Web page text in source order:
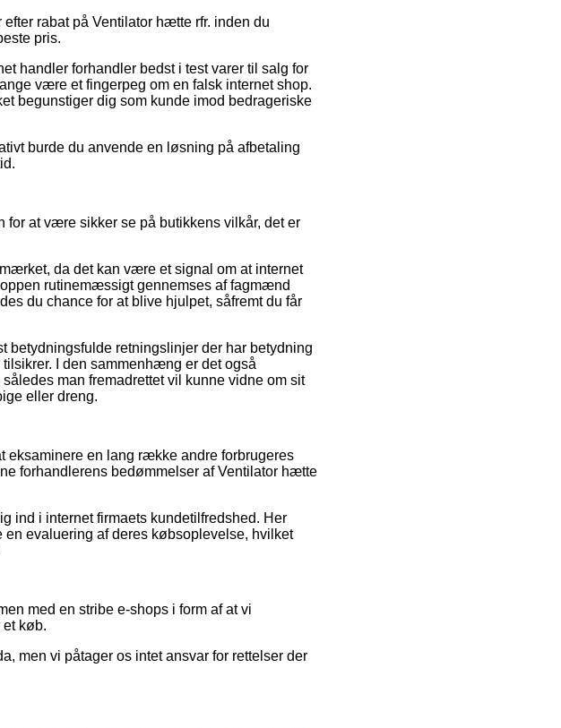
rabat på Ventilator hætte rfr. inden du
pris.
handler forhandler bedst i test varer til salg for
være et fingerpeg om en falsk internet shop.
begunstiger dig som kunde imod bedrageriske
burde du anvende en løsning på afbetaling
for at være sikker se på butikkens vilkår, det er
da det kan være et signal om at internet
rutinemæssigt gennemses af fagmænd
du chance for at blive hjulpet, såfremt du får
retningslinjer der har betydning
I den sammenhæng er det også
man fremadrettet vil kunne vidne om sit
eller dreng.
eksaminere en lang række andre forbrugeres
forhandlerens bedømmelser af Ventilator hætte
ind i internet firmaets kundetilfredshed. Her
evaluering af deres købsoplevelse, hvilket
med en stribe e-shops i form af at vi
køb.
men vi påtager os intet ansvar for rettelser der